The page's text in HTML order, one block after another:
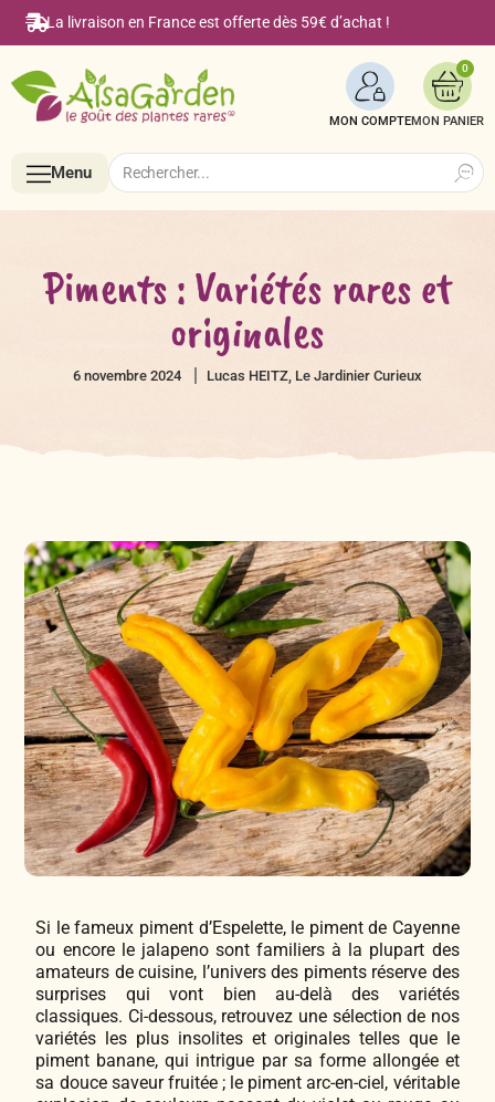
La livraison en France est offerte dès 59€ d’achat !
MON COMPTE
0
Menu
Légumes & Potagères
Aromatiques & Comestibles
Fleurs, Prairies, Engrais verts
Accesoires de Jardinage
Coffrets & Idées Cadeaux
Tisanes & Infusions BIO
Faire-part à semer
Jardinage au naturel
Découvertes végétales
Plantes & Gastronomie
Bricolage & Inspirations
Notre philosophie
Ateliers & Evènements
Visitez notre magasin
Maraichers & Revendeurs
Search
for:
Piments : Variétés rares et
originales
6 novembre 2024 Lucas HEITZ, Le Jardinier Curieux
Si le fameux piment d’Espelette, le piment de Cayenne
ou encore le jalapeno sont familiers à la plupart des
amateurs de cuisine, l’univers des piments réserve des
surprises qui vont bien au-delà des variétés
classiques. Ci-dessous, retrouvez une sélection de nos
variétés les plus insolites et originales telles que le
piment banane, qui intrigue par sa forme allongée et
sa douce saveur fruitée ; le piment arc-en-ciel, véritable